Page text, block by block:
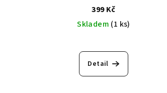
399 Kč
Skladem (1 ks)
Detail